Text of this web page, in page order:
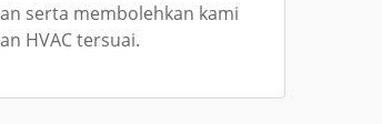
serta membolehkan kami
HVAC tersuai.